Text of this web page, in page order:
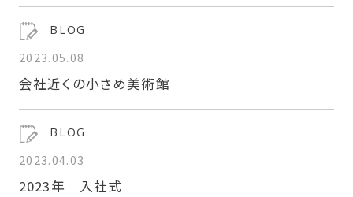
BLOG
2023.05.08
会社近くの小さめ美術館
BLOG
2023.04.03
2023年 入社式